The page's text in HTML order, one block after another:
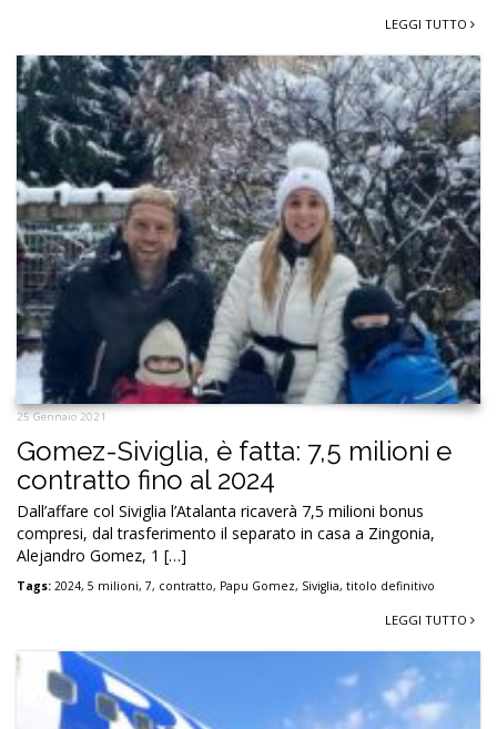
LEGGI TUTTO
25 Gennaio 2021
Gomez-Siviglia, è fatta: 7,5 milioni e
contratto fino al 2024
Dall’affare col Siviglia l’Atalanta ricaverà 7,5 milioni bonus
compresi, dal trasferimento il separato in casa a Zingonia,
Alejandro Gomez, 1 […]
Tags: 2024, 5 milioni, 7, contratto, Papu Gomez, Siviglia, titolo definitivo
LEGGI TUTTO